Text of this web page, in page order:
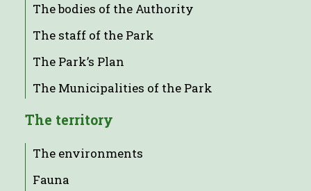
The bodies of the Authority
The staff of the Park
The Park’s Plan
The Municipalities of the Park
The territory
The environments
Fauna